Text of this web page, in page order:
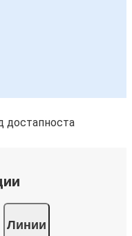
достапноста
Линии